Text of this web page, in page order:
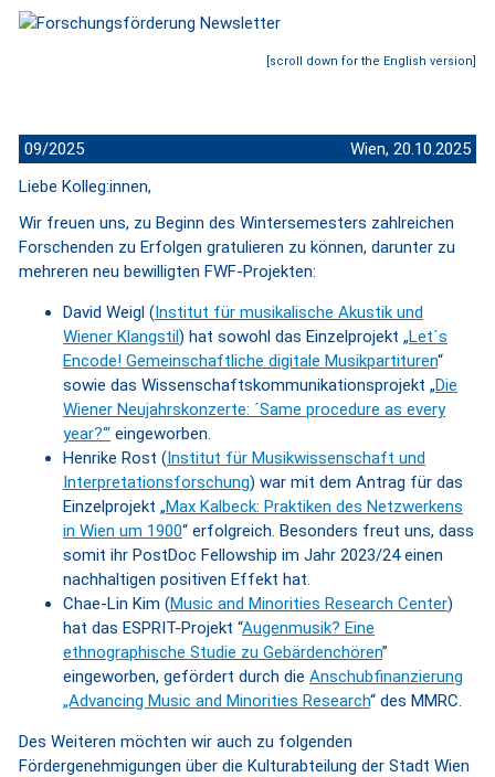
[scroll down for the English version]
09/2025
Wien, 20.10.2025
Liebe Kolleg:innen,
Wir freuen uns, zu Beginn des Wintersemesters zahlreichen
Forschenden zu Erfolgen gratulieren zu können, darunter zu
mehreren neu bewilligten FWF-Projekten:
David Weigl (Institut für musikalische Akustik und
Wiener Klangstil) hat sowohl das Einzelprojekt „Let´s
Encode! Gemeinschaftliche digitale Musikpartituren“
sowie das Wissenschaftskommunikationsprojekt „Die
Wiener Neujahrskonzerte: ´Same procedure as every
year?‘“ eingeworben.
Henrike Rost (Institut für Musikwissenschaft und
Interpretationsforschung) war mit dem Antrag für das
Einzelprojekt „Max Kalbeck: Praktiken des Netzwerkens
in Wien um 1900“ erfolgreich. Besonders freut uns, dass
somit ihr PostDoc Fellowship im Jahr 2023/24 einen
nachhaltigen positiven Effekt hat.
Chae-Lin Kim (Music and Minorities Research Center)
hat das ESPRIT-Projekt “Augenmusik? Eine
ethnographische Studie zu Gebärdenchören”
eingeworben, gefördert durch die Anschubfinanzierung
„Advancing Music and Minorities Research“ des MMRC.
Des Weiteren möchten wir auch zu folgenden
Fördergenehmigungen über die Kulturabteilung der Stadt Wien